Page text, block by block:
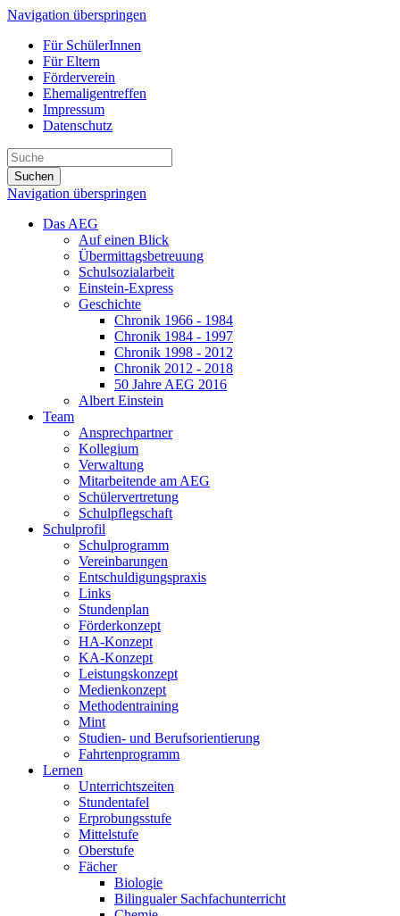
Navigation überspringen
Für SchülerInnen
Für Eltern
Förderverein
Ehemaligentreffen
Impressum
Datenschutz
Suchen
Navigation überspringen
Das AEG
Auf einen Blick
Übermittagsbetreuung
Schulsozialarbeit
Einstein-Express
Geschichte
Chronik 1966 - 1984
Chronik 1984 - 1997
Chronik 1998 - 2012
Chronik 2012 - 2018
50 Jahre AEG 2016
Albert Einstein
Team
Ansprechpartner
Kollegium
Verwaltung
Mitarbeitende am AEG
Schülervertretung
Schulpflegschaft
Schulprofil
Schulprogramm
Vereinbarungen
Entschuldigungspraxis
Links
Stundenplan
Förderkonzept
HA-Konzept
KA-Konzept
Leistungskonzept
Medienkonzept
Methodentraining
Mint
Studien- und Berufsorientierung
Fahrtenprogramm
Lernen
Unterrichtszeiten
Stundentafel
Erprobungsstufe
Mittelstufe
Oberstufe
Fächer
Biologie
Bilingualer Sachfachunterricht